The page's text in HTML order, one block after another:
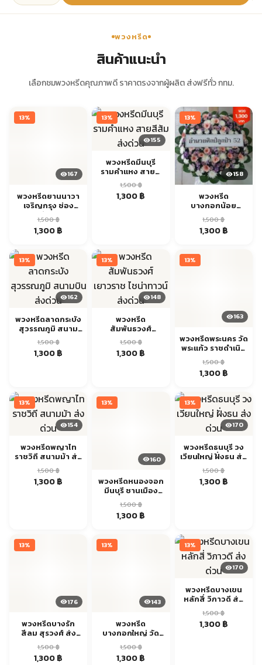
พวงหรีด
สินค้าแนะนำ
เลือกชมพวงหรีดคุณภาพดี ราคาตรงจากผู้ผลิต ส่งฟรีทั่ว กทม.
13%
167
พวงหรีดยานนาวา
เจริญกรุง ช่อง
นนทรี ส่งด่วน
1,500฿
Original
1,500 ฿.
1,300฿
is:
1,300 ฿.
13%
155
พวงหรีดมีนบุรี
รามคำแหง สายสี
ส้ม ส่งด่วน
1,500฿
Original
1,300฿
13%
158
พวงหรีด
บางกอกน้อย
ศิริราช
จรัญสนิทวงศ์ ส่ง
ด่วน
1,500฿
Original
1,300฿Current
13%
162
พวงหรีดลาดกระบัง
สุวรรณภูมิ สนาม
บิน ส่งด่วน
1,500฿
Original
1,300฿
13%
148
พวงหรีด
สัมพันธวงศ์
เยาวราช ไชน่าทาวน์
ส่งด่วน
1,500฿
Original
1,300฿
13%
163
พวงหรีดพระนคร วัด
พระแก้ว ราชดำเนิน
ส่งด่วน
1,500฿
Original
was:
1,500 ฿.
1,300฿Current
1,300 ฿.
13%
154
พวงหรีดพญาไท
ราชวิถี สนามม้า ส่ง
1,500฿
Original
1,300฿
13%
160
พวงหรีดหนองจอก
มีนบุรี ชานเมือง
ตะวันออก ส่งด่วน
1,500฿
Original
1,300฿
13%
170
พวงหรีดธนบุรี วง
เวียนใหญ่ ฝั่งธน ส่ง
1,500฿
Original
1,300฿Current
13%
176
พวงหรีดบางรัก
สีลม สุรวงศ์ ส่ง
ด่วน
1,500฿
Original
1,300฿
13%
พวงหรีด
อรุณ เจริญนคร ส่ง
ด่วน
1,500฿
Original
price
was:
1,300฿Current
13%
170
พวงหรีดบางเขน
หลักสี่ วิภาวดี ส่ง
ด่วน
1,500฿
Original
1,300฿Current